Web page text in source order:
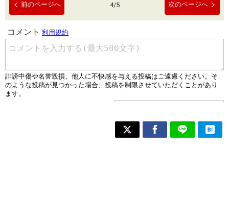
前のページへ 4/5 次のページへ